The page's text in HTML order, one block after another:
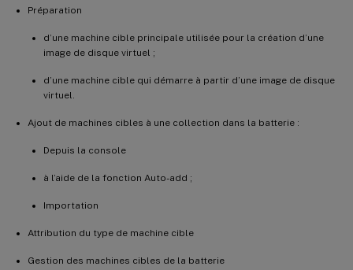
Préparation
d’une machine cible principale utilisée pour la création d’une
image de disque virtuel ;
d’une machine cible qui démarre à partir d’une image de disque
virtuel.
Ajout de machines cibles à une collection dans la batterie :
Depuis la console
à l’aide de la fonction Auto-add ;
Importation
Attribution du type de machine cible
Gestion des machines cibles de la batterie
Déplacement de machines cibles entre des collections
Définition des données de personnalité d’une machine cible unique à l’aide de la console
Définition des données de personnalité de plusieurs machines cibles à l’aide de la console
Utilisation des données de personnalité